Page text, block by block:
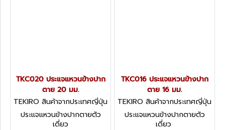
TKC020 ประแจแหวนข้างปาก
ตาย 20 มม.
TEKIRO สินค้าจากประเทศญี่ปุ่น
TKC020
ประแจแหวนข้างปากตายตัว
เดี่ยว
TKC016 ประแจแหวนข้างปาก
ตาย 16 มม.
TEKIRO สินค้าจากประเทศญี่ปุ่น
TKC016
ประแจแหวนข้างปากตายตัว
เดี่ยว